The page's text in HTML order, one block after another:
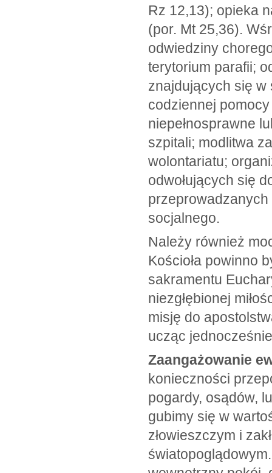
Rz 12,13); opieka
(por. Mt 25,36).
odwiedziny
terytorium parafii;
znajdujących się w
codziennej
niepełnosprawne
szpitali; modlitwa
wolontariatu;
odwołujących się
socjalnego.
Należy również
Kościoła powinno
sakramentu
niezgłębionej
misję do
ucząc
Zaangażowanie
konieczności
pogardy, osądów,
gubimy się w
złowieszczym i